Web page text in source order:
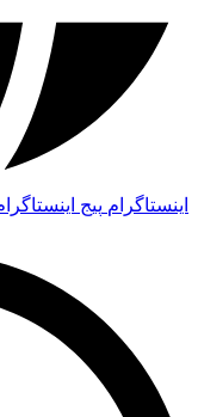
اینستاگرام پیج